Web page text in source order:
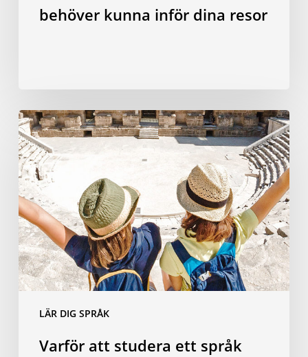
behöver kunna inför dina resor
LÄR DIG SPRÅK
Varför
att
studera
ett
språk
utomlands
är
den
bästa
investering
Varför att studera ett språk